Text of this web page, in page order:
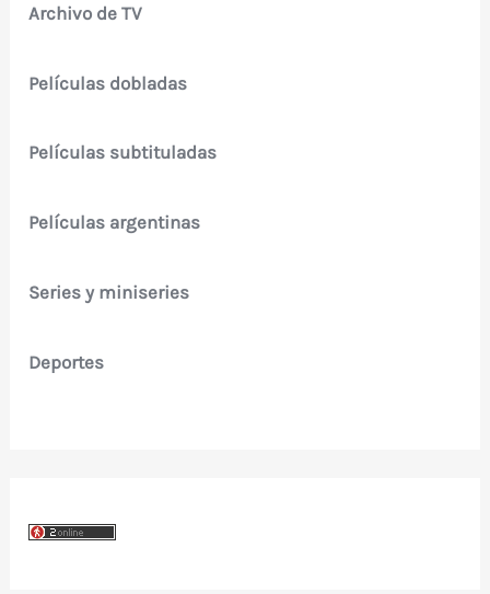
Archivo de TV
Películas dobladas
Películas subtituladas
Películas argentinas
Series y miniseries
Deportes